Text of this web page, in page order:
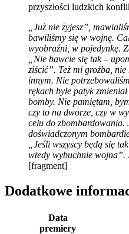
przyszłości ludzkich
„Już nie żyjesz”,
bawiliśmy się w wojnę.
wyobraźni, w pojedynkę.
„Nie bawcie się tak –
ziścić”. Też mi groźba,
innym. Nie
rękach byle patyk
bomby. Nie pamiętam,
czy to na dworze, czy w
celu do zbombardowania.
doświadczonym
„Jeśli wszyscy będą się
wtedy wybuchnie wojna”.
[fragment]
Dodatkowe
Data
premiery